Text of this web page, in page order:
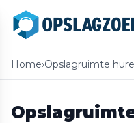
Home›Opslagruimte